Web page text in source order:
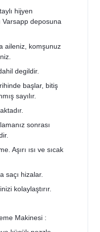
hijyen
Varsapp deposuna
aileniz, komşunuz
degildir.
başlar, bitiş
sayılır.
sonrası
Aşırı ısı ve sıcak
saçı hizalar.
kolaylaştırır.
Makinesi :